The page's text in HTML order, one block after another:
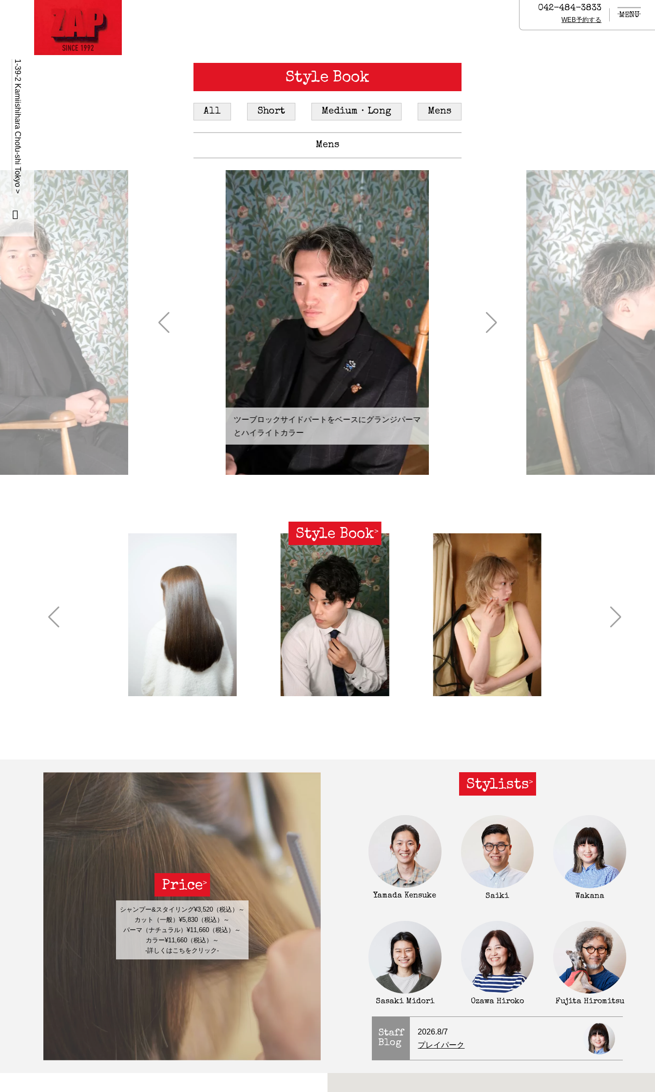
042-484-3833
WEB予約する
MENU
Style Book
All Short Medium・Long Mens
Mens
ツーブロックサイドパートをベースにグランジパーマ
とハイライトカラー
Style Book
1-39-2 Kamiishihara Chofu-shi Tokyo >
Price
シャンプー&スタイリング¥3,520（税込）～
カット（一般）¥5,830（税込）～
パーマ（ナチュラル）¥11,660（税込）～
カラー¥11,660（税込）～
-詳しくはこちをクリック-
Stylists
Yamada Kensuke Saiki Wakana
Sasaki Midori Ozawa Hiroko Fujita Hiromitsu
Staff
Blog
2026.8/7
プレイパーク